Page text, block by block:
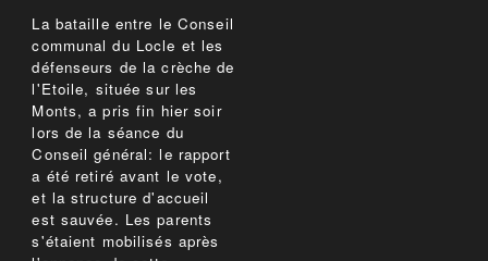
La bataille entre le Conseil
communal du Locle et les
défenseurs de la crèche de
l'Etoile, située sur les
Monts, a pris fin hier soir
lors de la séance du
Conseil général: le rapport
a été retiré avant le vote,
et la structure d'accueil
est sauvée. Les parents
s'étaient mobilisés après